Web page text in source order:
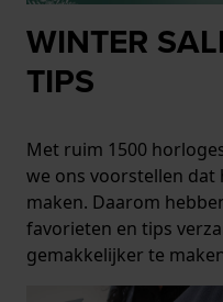
WINTER
TIPS
Met ruim 1500
we ons voorstellen dat
maken. Daarom
favorieten en tips
gemakkelijker te